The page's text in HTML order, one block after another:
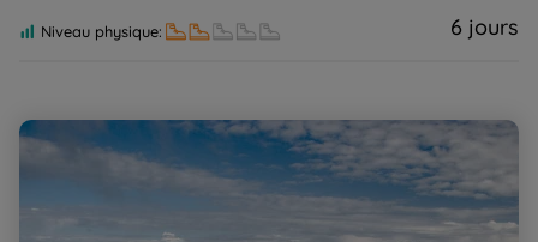
Niveau physique: 6 jours
Corse, GR20 NORD